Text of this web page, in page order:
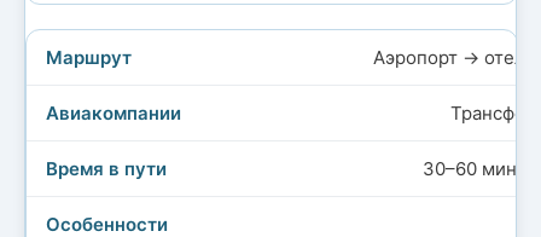
Аэропорт → отели
Трансфер
30–60 минут